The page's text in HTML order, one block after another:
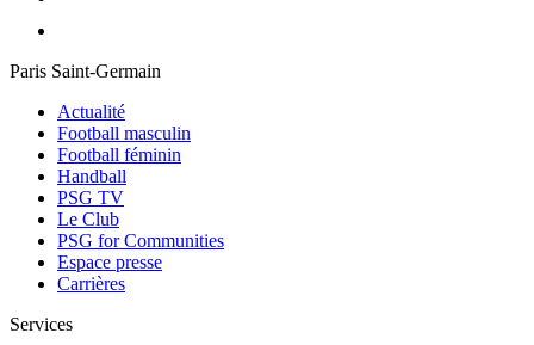
Paris Saint-Germain
Actualité
Football masculin
Football féminin
Handball
PSG TV
Le Club
PSG for Communities
Espace presse
Carrières
Services